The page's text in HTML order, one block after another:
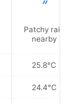
Patchy rain
nearby
25.8°C
24.4°C